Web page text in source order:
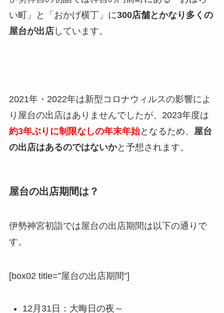
い町」と「おかげ横丁」に300店舗とかなり多くの
屋台が出店しています。
2021年・2022年は新型コロナウィルスの影響によ
り屋台の出店はありませんでしたが、2023年度は
約3年ぶりに制限なしの年末年始となるため、
屋台
の出店はあるのではないかと予想されます。
屋台の出店期間は？
伊勢神宮初詣では屋台の出店期間は以下の通りで
す。
[box02 title=”屋台の出店期間”]
12月31日：大晦日の夜～